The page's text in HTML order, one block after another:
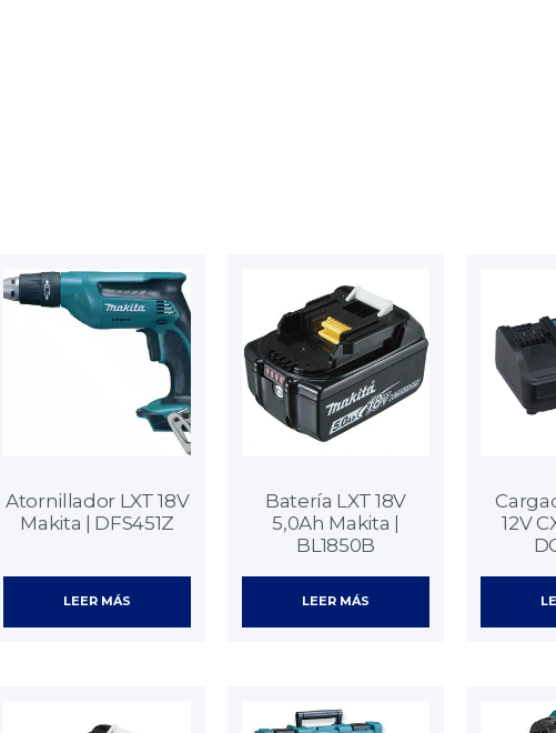
Atornillador LXT 18V
Makita | DFS451Z
LEER MÁS
Batería LXT 18V
5,0Ah Makita |
BL1850B
LEER MÁS
12V